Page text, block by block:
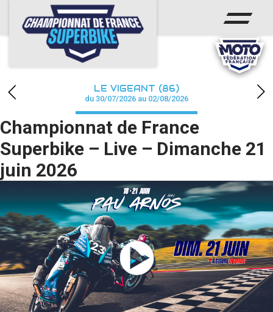
ACCUEIL
CHAMPIONNAT
CALENDRIER
RÉSULTATS
PHOTOS / WEB TV
PARTENAIRES
PRESSE
PRESSE
accéder à la billetterie
LE VIGEANT (86)
du 30/07/2026 au 02/08/2026
Championnat de France
Superbike – Live – Dimanche 21
juin 2026